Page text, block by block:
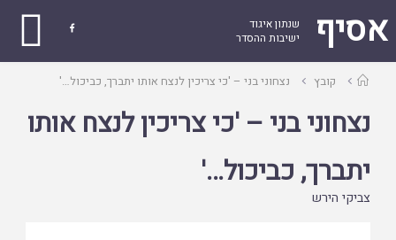
אסיף
שנתון איגוד
ישיבות ההסדר

עמודקובץ נצחוני בני – 'כי צריכין לנצח אותו יתברך, כביכול…'
נצחוני בני – 'כי צריכין לנצח אותו
יתברך, כביכול…'
צביקי הירש